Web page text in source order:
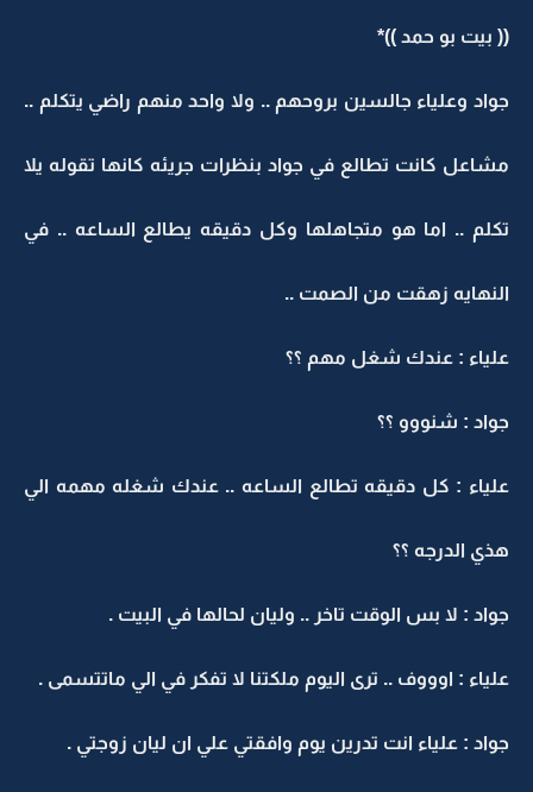
(( بيت بو حمد ))*
جواد وعلياء جالسين بروحهم .. ولا واحد منهم راضي يتكلم ..
مشاعل كانت تطالع في جواد بنظرات جريئه كانها تقوله يلا
تكلم .. اما هو متجاهلها وكل دقيقه يطالع الساعه .. في
النهايه زهقت من الصمت ..
علياء : عندك شغل مهم ؟؟
جواد : شنووو ؟؟
علياء : كل دقيقه تطالع الساعه .. عندك شغله مهمه الي
هذي الدرجه ؟؟
جواد : لا بس الوقت تاخر .. وليان لحالها في البيت .
علياء : اوووف .. ترى اليوم ملكتنا لا تفكر في الي ماتتسمى .
جواد : علياء انت تدرين يوم وافقتي علي ان ليان زوجتي .